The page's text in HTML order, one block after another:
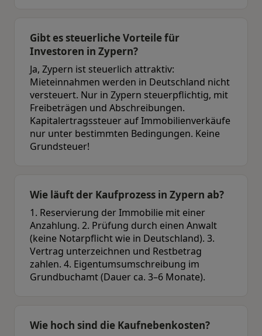
Gibt es steuerliche Vorteile für
Investoren in Zypern?
Ja, Zypern ist steuerlich attraktiv:
Mieteinnahmen werden in Deutschland nicht
versteuert. Nur in Zypern steuerpflichtig, mit
Freibeträgen und Abschreibungen.
Kapitalertragssteuer auf Immobilienverkäufe
nur unter bestimmten Bedingungen. Keine
Grundsteuer!
Wie läuft der Kaufprozess in Zypern ab?
1. Reservierung der Immobilie mit einer
Anzahlung. 2. Prüfung durch einen Anwalt
(keine Notarpflicht wie in Deutschland). 3.
Vertrag unterzeichnen und Restbetrag
zahlen. 4. Eigentumsumschreibung im
Grundbuchamt (Dauer ca. 3–6 Monate).
Wie hoch sind die Kaufnebenkosten?